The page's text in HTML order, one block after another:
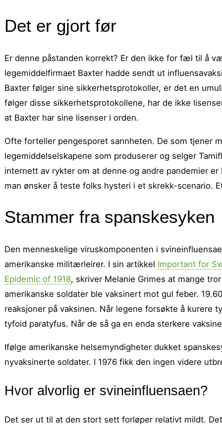
Det er gjort før
Er denne påstanden korrekt? Er den ikke for fæl til å
legemiddelfirmaet Baxter hadde sendt ut
Baxter følger sine sikkerhetsprotokoller, er det en
følger disse sikkerhetsprotokollene, har de ikke
at Baxter har sine lisenser i orden.
Ofte forteller pengesporet sannheten. De som tjener
legemiddelselskapene som produserer og selger
internett av rykter om at denne og andre pandemier
man ønsker å teste folks hysteri i et skrekk-scenario.
Stammer fra spanskesyken
Den menneskelige viruskomponenten i
amerikanske militærleirer. I sin artikkel Important for
Epidemic of 1918, skriver Melanie Grimes at mange
amerikanske soldater ble vaksinert mot gul feber.
reaksjoner på vaksinen. Når legene forsøkte å kurere
tyfoid paratyfus. Når de så ga en enda sterkere
Ifølge amerikanske helsemyndigheter dukket
nyvaksinerte soldater. I 1976 fikk den ingen videre
Hvor alvorlig er svineinfluensaen?
Det ser ut til at den stort sett forløper relativt mildt.